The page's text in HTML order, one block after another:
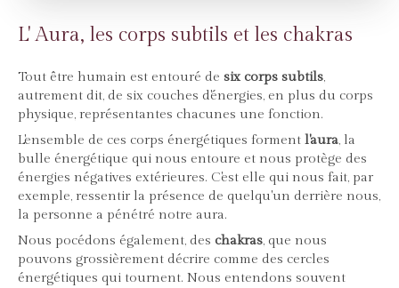
L' Aura, les corps subtils et les chakras
Tout être humain est entouré de six corps subtils,
autrement dit, de six couches d'énergies, en plus du corps
physique, représentantes chacunes une fonction.
L'ensemble de ces corps énergétiques forment l'aura, la
bulle énergétique qui nous entoure et nous protège des
énergies négatives extérieures. C'est elle qui nous fait, par
exemple, ressentir la présence de quelqu'un derrière nous,
la personne a pénétré notre aura.
Nous pocédons également, des chakras, que nous
pouvons grossièrement décrire comme des cercles
énergétiques qui tournent. Nous entendons souvent